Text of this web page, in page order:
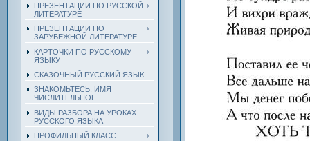
ПРЕЗЕНТАЦИИ ПО РУССКОЙ
ЛИТЕРАТУРЕ
ПРЕЗЕНТАЦИИ ПО
ЗАРУБЕЖНОЙ ЛИТЕРАТУРЕ
КАРТОЧКИ ПО РУССКОМУ
ЯЗЫКУ
СКАЗОЧНЫЙ РУССКИЙ ЯЗЫК
ЗНАКОМЬТЕСЬ: ИМЯ
ЧИСЛИТЕЛЬНОЕ
ВИДЫ РАЗБОРА НА УРОКАХ
РУССКОГО ЯЗЫКА
ПРОФИЛЬНЫЙ КЛАСС